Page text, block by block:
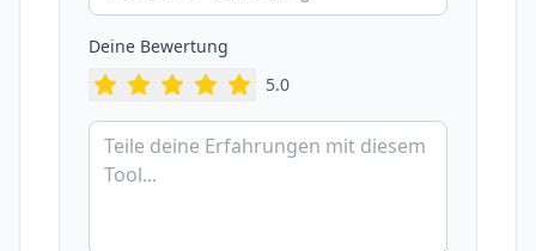
Deine Bewertung
5.0